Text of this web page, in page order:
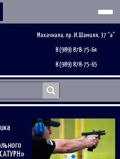
Махачкала, пр. И.Шамиля, 37 “а”
8 (989) 878-75-64
8 (989) 878-75-65